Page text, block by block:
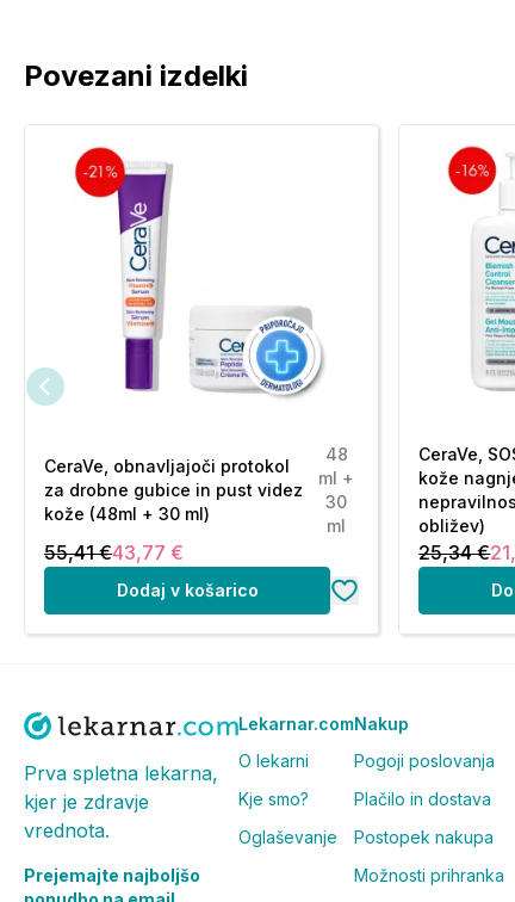
Povezani izdelki
CeraVe, obnavljajoči protokol
za drobne gubice in pust videz
kože (48ml + 30 ml)
48
ml +
30
ml
55,41 €43,77 €
Dodaj v košarico
CeraVe,
kože
obližev)
25,34 €
Prva spletna lekarna,
kjer je zdravje
vrednota.
Prejemajte najboljšo
Lekarnar.com
O lekarni
Kje smo?
Oglaševanje
Nakup
Pogoji poslovanja
Plačilo in dostava
Postopek nakupa
Možnosti prihranka